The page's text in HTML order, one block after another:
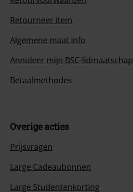
Retourneer item
Algemene maat info
Annuleer mijn BSC-lidmaatschap
Betaalmethodes
Overige acties
Prijsvragen
Large Cadeaubonnen
Large Studentenkorting